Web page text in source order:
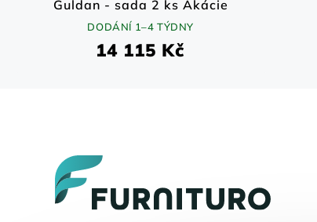
Guldan - sada 2 ks Akácie
70x70 cm
DODÁNÍ 1–4 TÝDNY
14 115 Kč